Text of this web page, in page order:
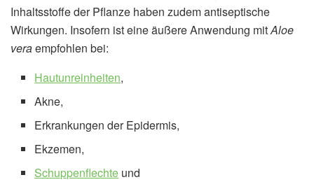
Inhaltsstoffe der Pflanze haben zudem antiseptische
Wirkungen. Insofern ist eine äußere Anwendung mitAloe
veraempfohlen bei:
Hautunreinheiten,
Akne,
Erkrankungen der Epidermis,
Ekzemen,
Schuppenflechte und